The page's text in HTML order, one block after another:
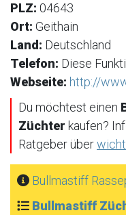
PLZ: 04643
Ort: Geithain
Land: Deutschland
Telefon: Diese
Webseite: http://
Du möchtest einen
Züchter kaufen?
Ratgeber über
Bullmastiff
Bullmastiff